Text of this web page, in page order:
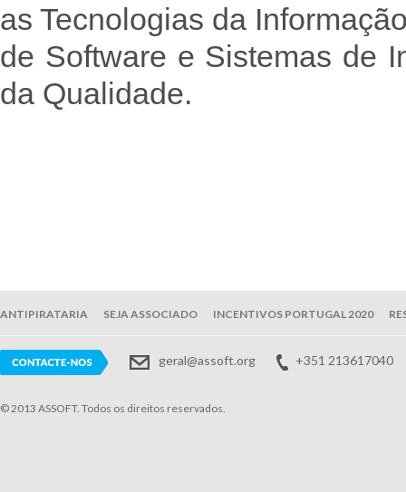
as Tecnologias da
de Software e Sistemas de
da Qualidade.
ANTIPIRATARIA SEJA ASSOCIADO INCENTIVOS PORTUGAL 2020
geral@assoft.org +351 213617040
© 2013 ASSOFT. Todos os direitos reservados.